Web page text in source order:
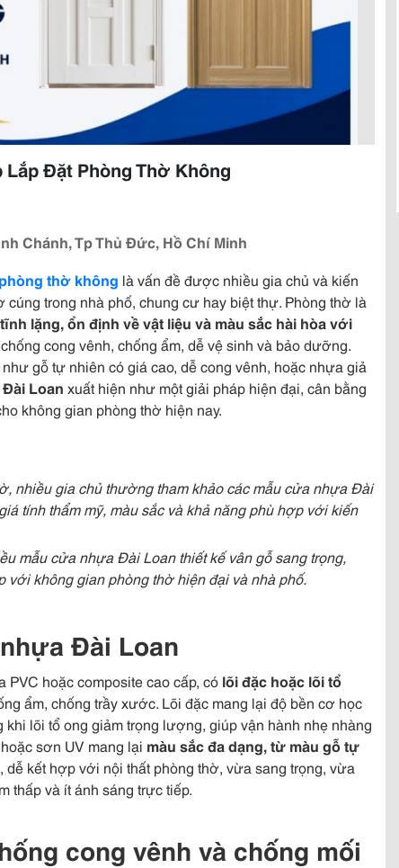
Đặt Phòng Thờ Không
Chánh, Tp Thủ Đức, Hồ Chí Minh
thờ không là vấn đề được nhiều gia chủ và kiến
trong nhà phố, chung cư hay biệt thự. Phòng thờ là
lặng, ổn định về vật liệu và màu sắc hài hòa với
cong vênh, chống ẩm, dễ vệ sinh và bảo dưỡng.
gỗ tự nhiên có giá cao, dễ cong vênh, hoặc nhựa giả
Loan xuất hiện như một giải pháp hiện đại, cân bằng
không gian phòng thờ hiện nay.
nhiều gia chủ thường tham khảo các mẫu cửa nhựa Đài
tính thẩm mỹ, màu sắc và khả năng phù hợp với kiến
mẫu cửa nhựa Đài Loan thiết kế vân gỗ sang trọng,
không gian phòng thờ hiện đại và nhà phố.
Đài Loan
hoặc composite cao cấp, có lõi đặc hoặc lõi tổ
ẩm, chống trầy xước. Lõi đặc mang lại độ bền cơ học
khi lõi tổ ong giảm trọng lượng, giúp vận hành nhẹ nhàng
sơn UV mang lại màu sắc đa dạng, từ màu gỗ tự
, dễ kết hợp với nội thất phòng thờ, vừa sang trọng, vừa
thấp và ít ánh sáng trực tiếp.
cong vênh và chống mối